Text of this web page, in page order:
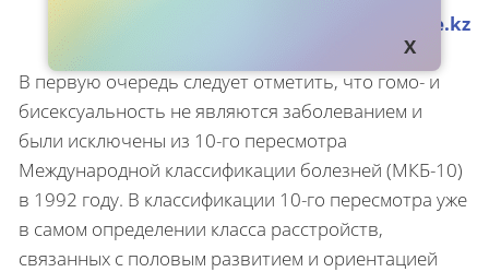
kazmedicine.kz
В первую очередь следует отметить, что гомо- и
бисексуальность не являются заболеванием и
были исключены из 10-го пересмотра
Международной классификации болезней (МКБ-10)
в 1992 году. В классификации 10-го пересмотра уже
в самом определении класса расстройств,
связанных с половым развитием и ориентацией